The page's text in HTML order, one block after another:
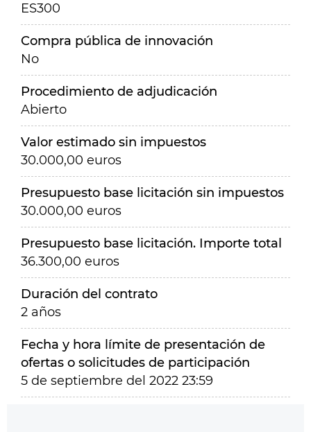
ES300
Compra pública de innovación
No
Procedimiento de adjudicación
Abierto
Valor estimado sin impuestos
30.000,00 euros
Presupuesto base licitación sin impuestos
30.000,00 euros
Presupuesto base licitación. Importe total
36.300,00 euros
Duración del contrato
2 años
Fecha y hora límite de presentación de
ofertas o solicitudes de participación
5 de septiembre del 2022 23:59